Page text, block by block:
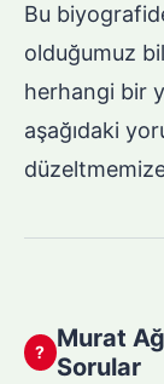
Bu
olduğumuz
herhangi bir
aşağıdaki
?
Murat
Sorular